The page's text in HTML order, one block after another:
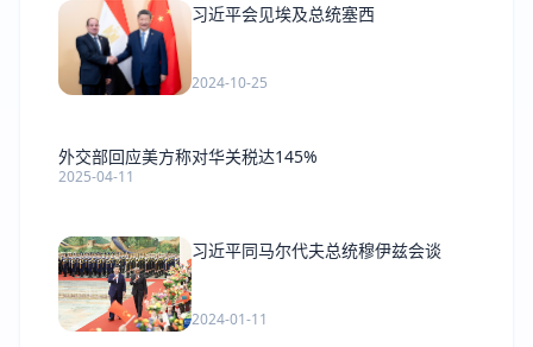
习近平会见埃及总统塞西
2024-10-25
外交部回应美方称对华关税达145%
2025-04-11
习近平同马尔代夫总统穆伊兹会谈
2024-01-11